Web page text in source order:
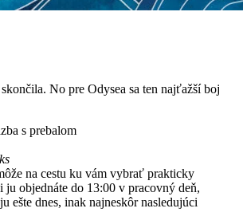
No pre Odysea sa ten najťažší boj
s prebalom
na cestu ku vám vybrať prakticky
ju objednáte do 13:00 v pracovný deň,
ešte dnes, inak najneskôr nasledujúci